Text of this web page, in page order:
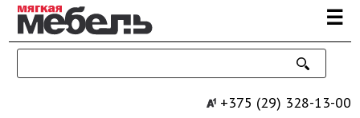
Перейти к основному содержанию ☰
+375 (29) 328-13-00